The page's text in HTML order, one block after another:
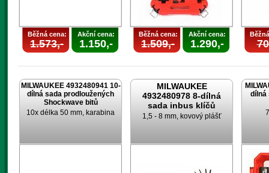
Běžná cena:
1.573,-
Akční cena:
1.150,-
Běžná cena:
1.509,-
Akční cena:
1.290,-
MILWAUKEE 4932480941 10-
dílná sada prodloužených
Shockwave bitů
10x délka 50 mm, karabina
MILWAUKEE
4932480978 8-dílná
sada inbus klíčů
1,5 - 8 mm, kovový plášť
dílná